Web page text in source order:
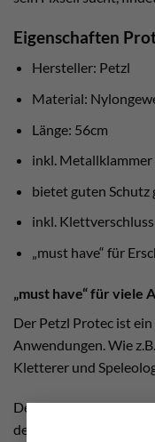
Eigenschaften
Hersteller: Petzl
Material:
Länge: 56cm
inkl. Metallklammer
bietet guten Schutz
inkl.
„must have“ für
„must have“ für viele
Der Petzl Protec ist
Anwendungen. Wie
Kletterer und
Denn dieser
des Seiles. Sowohl